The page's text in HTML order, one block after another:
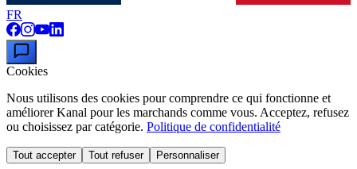
FR
Cookies
Nous utilisons des cookies pour comprendre ce qui fonctionne et
améliorer Kanal pour les marchands comme vous. Acceptez, refusez
ou choisissez par catégorie. Politique de confidentialité
Tout accepter Tout refuser Personnaliser